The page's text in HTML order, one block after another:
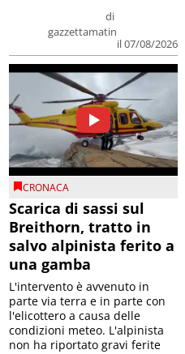
di
gazzettamatin
il 07/08/2026
CRONACA
Scarica di sassi sul
Breithorn, tratto in
salvo alpinista ferito a
una gamba
L'intervento è avvenuto in
parte via terra e in parte con
l'elicottero a causa delle
condizioni meteo. L'alpinista
non ha riportato gravi ferite